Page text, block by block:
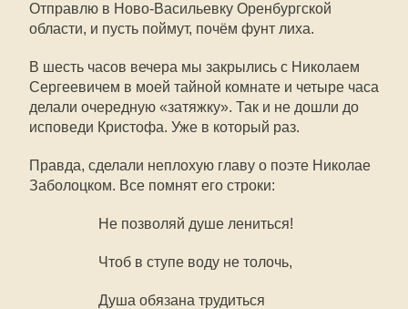
Отправлю в Ново-Васильевку Оренбургской
области, и пусть поймут, почём фунт лиха.
В шесть часов вечера мы закрылись с Николаем
Сергеевичем в моей тайной комнате и четыре часа
делали очередную «затяжку». Так и не дошли до
исповеди Кристофа. Уже в который раз.
Правда, сделали неплохую главу о поэте Николае
Заболоцком. Все помнят его строки:
Не позволяй душе лениться!
Чтоб в ступе воду не толочь,
Душа обязана трудиться